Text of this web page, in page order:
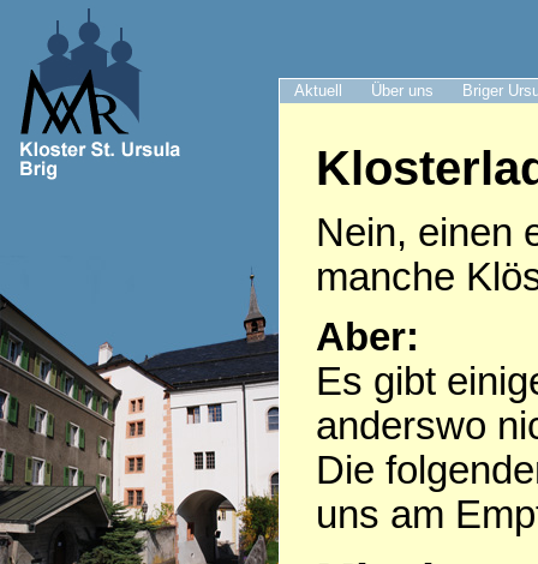
Aktuell Über uns Briger
Nein, einen
manche
Aber:
Es gibt
anderswo
Die
uns am